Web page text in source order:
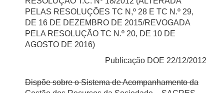
PELAS RESOLUÇÕES TC N,º 28 E TC N.º 29,
DE 16 DE DEZEMBRO DE 2015/REVOGADA
PELA RESOLUÇÃO TC N.º 20, DE 10 DE
AGOSTO DE 2016)
Publicação DOE 22/12/2012
Dispõe sobre o Sistema de Acompanhamento da